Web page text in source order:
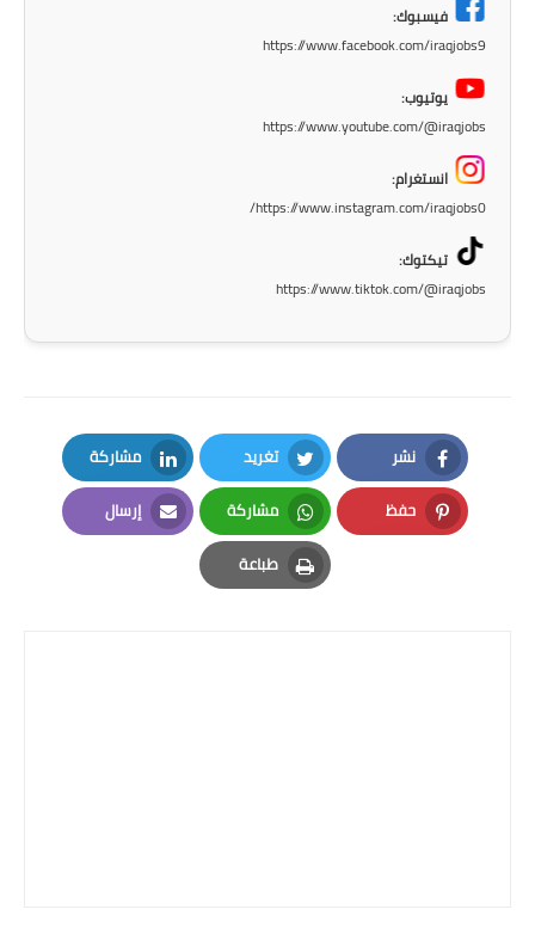
العامة
فيسبوك:
https://www.facebook.com/iraqjobs9
يوتيوب:
https://www.youtube.com/@iraqjobs
انستغرام:
https://www.instagram.com/iraqjobs0/
تيكتوك:
https://www.tiktok.com/@iraqjobs
نشر
Facebook
تغريد
Twitter
مشاركة
LinkedIn
حفظ
Pinterest
مشاركة
Whatsapp
إرسال
Email
طباعة
Print